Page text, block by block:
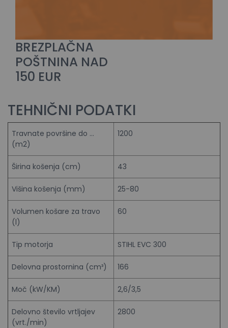
BREZPLAČNA
POŠTNINA NAD
150 EUR
TEHNIČNI PODATKI
Travnate površine do …
(m2)
1200
Širina košenja (cm) 43
Višina košenja (mm) 25-80
Volumen košare za travo
(l)
60
Tip motorja STIHL EVC 300
Delovna prostornina (cm³) 166
Moč (kW/KM) 2,6/3,5
Delovno število vrtljajev
(vrt./min)
2800